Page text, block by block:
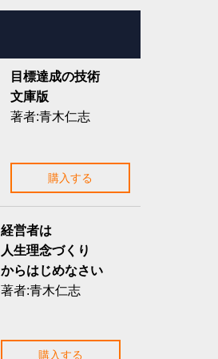
目標達成の技術
文庫版
著者:青木仁志
購入する
経営者は
人生理念づくり
からはじめなさい
著者:青木仁志
購入する